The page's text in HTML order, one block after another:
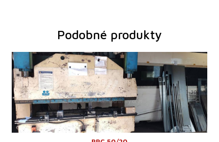
Podobné produkty
Rok výroby:
1984
Tlaková síla
50 t
Ohraňovací délka 2000 mm
Typ pohonu lisu
Hydraulický
Řídící systém
ne